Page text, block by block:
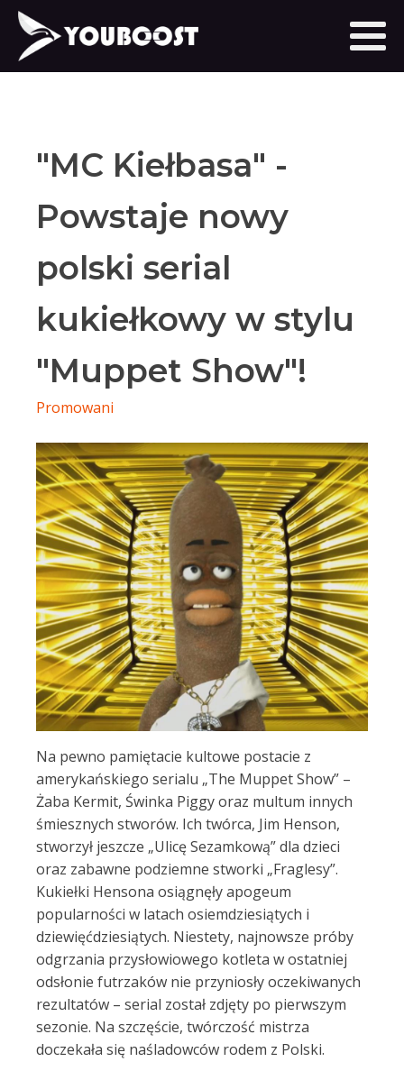
"MC Kiełbasa" -
Powstaje nowy
polski serial
kukiełkowy w stylu
"Muppet Show"!
Promowani
Na pewno pamiętacie kultowe postacie z
amerykańskiego serialu „The Muppet Show” –
Żaba Kermit, Świnka Piggy oraz multum innych
śmiesznych stworów. Ich twórca, Jim Henson,
stworzył jeszcze „Ulicę Sezamkową” dla dzieci
oraz zabawne podziemne stworki „Fraglesy”.
Kukiełki Hensona osiągnęły apogeum
popularności w latach osiemdziesiątych i
dziewięćdziesiątych. Niestety, najnowsze próby
odgrzania przysłowiowego kotleta w ostatniej
odsłonie futrzaków nie przyniosły oczekiwanych
rezultatów – serial został zdjęty po pierwszym
sezonie. Na szczęście, twórczość mistrza
doczekała się naśladowców rodem z Polski.